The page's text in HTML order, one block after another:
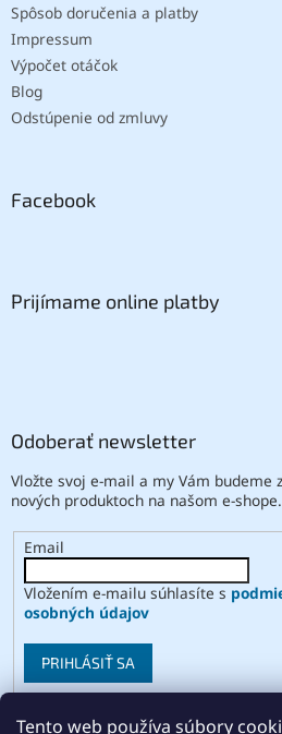
Tento web používa súbory
Spôsob doručenia a platby
Impressum
Výpočet otáčok
Blog
Odstúpenie od zmluvy
Facebook
Prijímame online platby
Odoberať newsletter
Vložte svoj e-mail a my Vám
nových produktoch na našom e-shope.
Email
Vložením e-mailu súhlasíte s
osobných údajov
PRIHLÁSIŤ SA